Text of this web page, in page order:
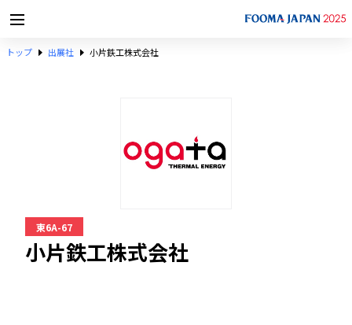
トップ 出展社 小片鉄工株式会社
東6A-67
小片鉄工株式会社